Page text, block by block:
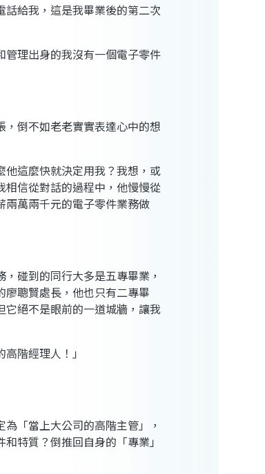
給我，這是我畢業後的第二次
理出身的我沒有一個電子零件
，倒不如老老實實表達心中的想
他這麼快就決定用我？我想，或
信從對話的過程中，他慢慢從
兩萬兩千元的電子零件業務做
碰到的同行大多是五專畢業，
聰賢處長，他也只有二專畢
絕不是眼前的一道城牆，讓我
階經理人！」
「當上大公司的高階主管」，
特質？倒推回自身的「專業」